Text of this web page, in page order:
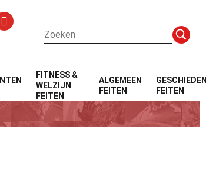
FITNESS &
WELZIJN
FEITEN
ALGEMEEN
FEITEN
FEITEN